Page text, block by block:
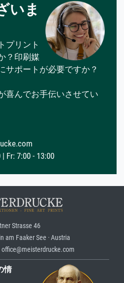
いま
プリント
？印刷媒
サポートが必要ですか？
喜んでお手伝いさせてい
Fr: 7:00 - 13:00
Strasse 46
am Faaker See · Austria
office@meisterdrucke.com
情